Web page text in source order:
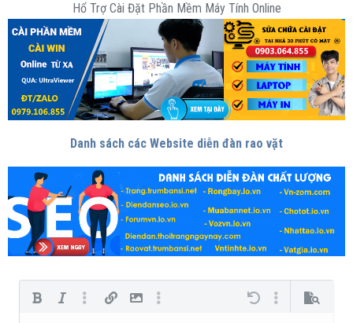
Hổ Trợ Cài Đặt Phần Mềm Máy Tính Online
Danh sách các Website diễn đàn rao vặt
Bold In nghiêngThêm tùy chọn…
Chèn liên kết
Chèn hình ảnh
Thêm tùy chọn… Undo Thêm tùy chọn…
Xem trước